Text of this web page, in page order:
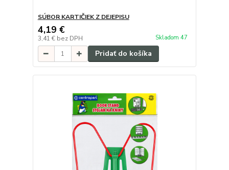
SÚBOR KARTIČIEK Z DEJEPISU
4,19 €
3,41 € bez DPH Skladom 47
Pridať do košíka